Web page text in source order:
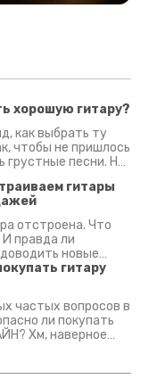
хорошую гитару?
как выбрать ту
чтобы не пришлось
грустные песни. На
гитары
отстроена. Что
правда ли
новые
кратко - да.
:)
гитару
частых вопросов в
ли покупать
Случись что -